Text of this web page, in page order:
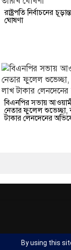
রাষ্ট্রপতি নির্বাচনের
ঘোষণা
বিএনপির সভায়
নেতার ফুলেল
টাকার লেনদেনের
অফিস : রুপায়ন
By using this